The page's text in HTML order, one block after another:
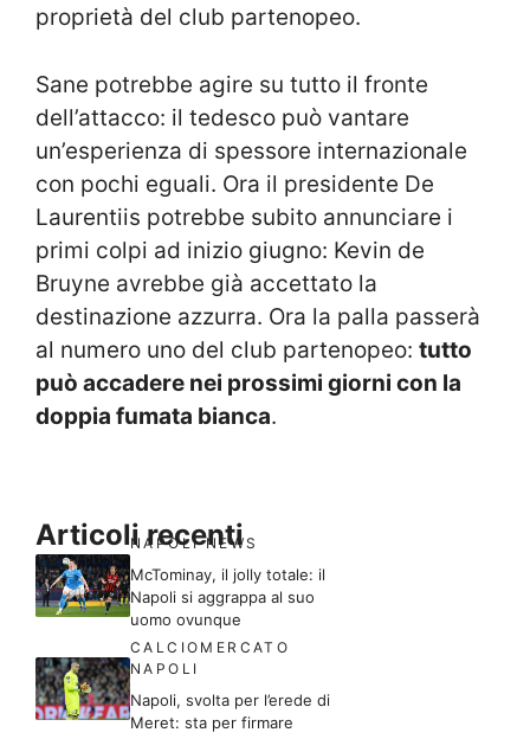
proprietà del club partenopeo.
Sane potrebbe agire su tutto il fronte
dell’attacco: il tedesco può vantare
un’esperienza di spessore internazionale
con pochi eguali. Ora il presidente De
Laurentiis potrebbe subito annunciare i
primi colpi ad inizio giugno: Kevin de
Bruyne avrebbe già accettato la
destinazione azzurra. Ora la palla passerà
al numero uno del club partenopeo: tutto
può accadere nei prossimi giorni con la
doppia fumata bianca.
Articoli recenti
NAPOLI NEWS
McTominay, il jolly totale: il
Napoli si aggrappa al suo
uomo ovunque
CALCIOMERCATO
NAPOLI
Napoli, svolta per l’erede di
Meret: sta per firmare